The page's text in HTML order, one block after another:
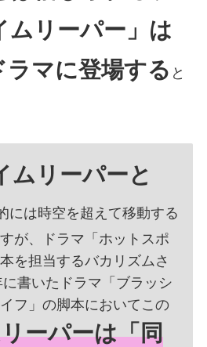
ムリーパー」は
ラマに登場する と
ムリーパーと
には時空を超えて移動する
が、ドラマ「ホットスポ
を担当するバカリズムさ
書いたドラマ「ブラッシ
フ」の脚本においてこの
ーパーは「同